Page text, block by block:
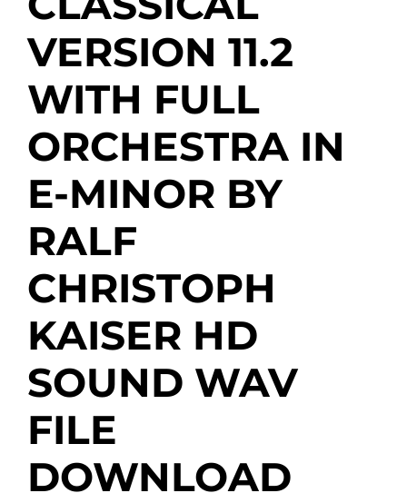
VERSION 11.2
WITH FULL
ORCHESTRA IN
E-MINOR BY
RALF
CHRISTOPH
KAISER HD
SOUND WAV
FILE
DOWNLOAD